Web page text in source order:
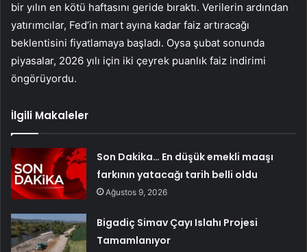
bir yılın en kötü haftasını geride bıraktı. Verilerin ardından
yatırımcılar, Fed’in mart ayına kadar faiz artıracağı
beklentisini fiyatlamaya başladı. Oysa şubat sonunda
piyasalar, 2026 yılı için iki çeyrek puanlık faiz indirimi
öngörüyordu.
İlgili Makaleler
Son Dakika… En düşük emekli maaşı
farkının yatacağı tarih belli oldu
Ağustos 9, 2026
Bigadiç Simav Çayı Islahı Projesi
Tamamlanıyor